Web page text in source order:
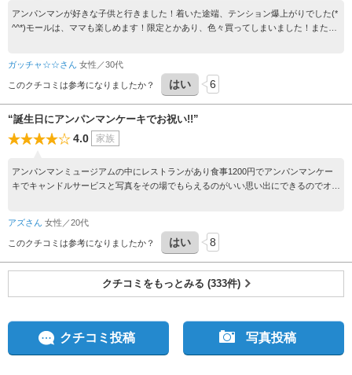
アンパンマンが好きな子供と行きました！着いた途端、テンション爆上がりでした(*
^^*)モールは、ママも楽しめます！限定とかあり、色々買ってしまいました！また行
ガッチャ☆☆さん 女性／30代
このクチコミは参考になりましたか？ はい 6
“誕生日にアンパンマンケーキでお祝い!!”
4.0 家族
アンパンマンミュージアムの中にレストランがあり食事1200円でアンパンマンケー
キでキャンドルサービスと写真をその場でもらえるのがいい思い出にできるのでオス
アズさん 女性／20代
このクチコミは参考になりましたか？ はい 8
クチコミをもっとみる (333件)
クチコミ投稿 写真投稿